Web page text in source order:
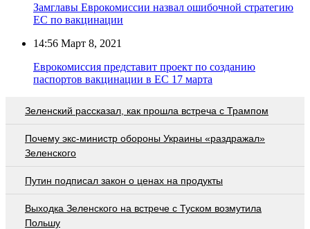
Замглавы Еврокомиссии назвал ошибочной стратегию
ЕС по вакцинации
14:56 Март 8, 2021
Еврокомиссия представит проект по созданию
паспортов вакцинации в ЕС 17 марта
Зеленский рассказал, как прошла встреча с Трампом
Почему экс-министр обороны Украины «раздражал»
Зеленского
Путин подписал закон о ценах на продукты
Выходка Зеленского на встрече с Туском возмутила
Польшу